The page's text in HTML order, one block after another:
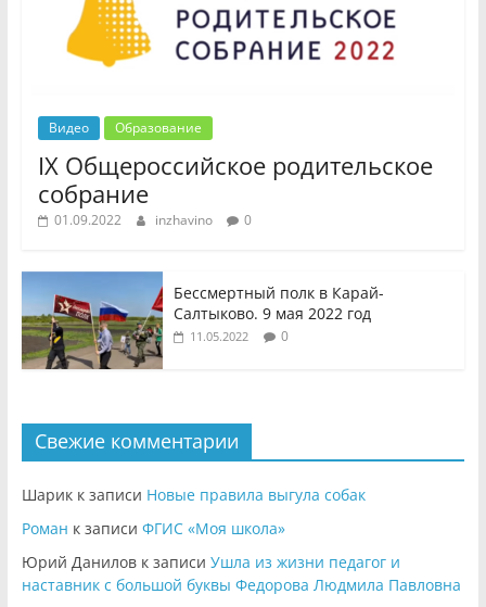
Видео Образование
IX Общероссийское родительское
собрание
01.09.2022 inzhavino 0
Бессмертный полк в Карай-
Салтыково. 9 мая 2022 год
11.05.2022 0
Свежие комментарии
Шарикк записи Новые правила выгула собак
Роман к записи ФГИС «Моя школа»
Юрий Даниловк записи Ушла из жизни педагог и
наставник с большой буквы Федорова Людмила Павловна